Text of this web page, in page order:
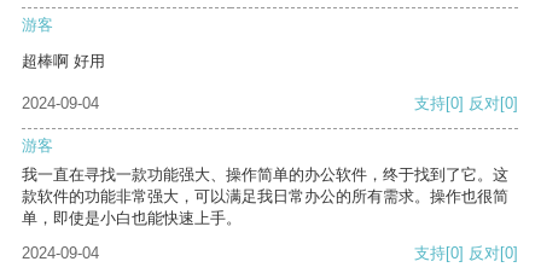
游客
超棒啊 好用
2024-09-04 支持[0] 反对[0]
游客
我一直在寻找一款功能强大、操作简单的办公软件，终于找到了它。这
款软件的功能非常强大，可以满足我日常办公的所有需求。操作也很简
单，即使是小白也能快速上手。
2024-09-04
支持[0] 反对[0]